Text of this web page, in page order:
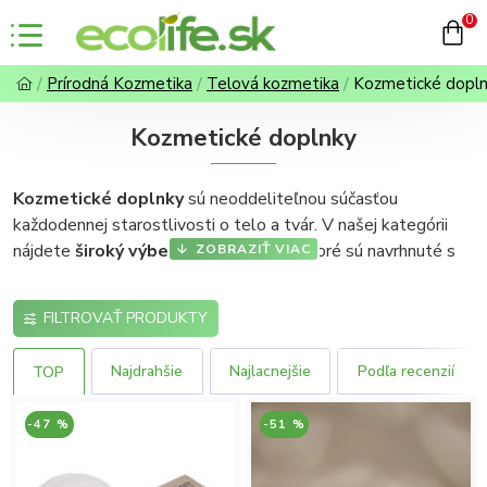
0
Prírodná Kozmetika Telová kozmetika Kozmetické
Kozmetické doplnky
Kozmetické doplnkysú neoddeliteľnou súčasťou
každodennej starostlivosti o telo a tvár. V našej kategórii
nájdete široký výber eko pomôcok, ktoré sú navrhnuté s
produkty sú vyrobené zprírodných a obnoviteľných
materiálov , vďaka čomu šetria životné prostredie a zároveň
poskytujú maximálny komfort pri používaní. Ak hľadáte
alternatívu k bežným kozmetickým pomôckam, eko riešenia
sú tou správnou voľbou pre každého, kto myslí ekologicky a
zároveň chce dopriať svojej pokožke len to najlepšie.
Udržateľnosť
– Eko pomôcky sú opakovane použiteľné
FILTROVAŤ PRODUKTY
TOP Najdrahšie Najlacnejšie Podľa recenzií
-47 % -51 %